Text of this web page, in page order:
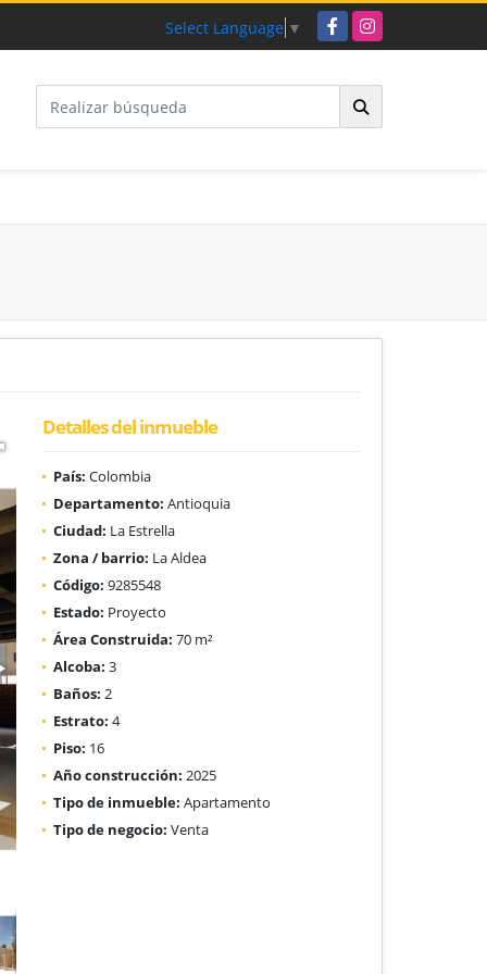
Select Language ▼ FacebookInstagram
Detalles del inmueble
País: Colombia
Departamento: Antioquia
Ciudad: La Estrella
Zona / barrio: La Aldea
Código: 9285548
Estado: Proyecto
Área Construida: 70 m²
Alcoba: 3
Baños: 2
Estrato: 4
Piso: 16
Año construcción: 2025
Tipo de inmueble: Apartamento
Tipo de negocio: Venta